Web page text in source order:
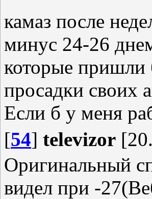
камаз после
минус 24-26
которые пришли
просадки своих
Если б у меня
[54] televizor
Оригинальный
видел при -